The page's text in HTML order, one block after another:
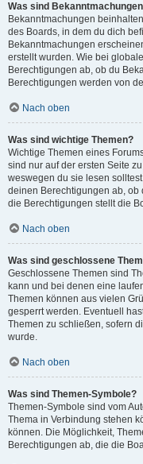
Was sind
Bekanntmachungen
des Boards, in dem du dich
Bekanntmachungen
erstellt wurden. Wie bei
Berechtigungen ab, ob du
Berechtigungen werden von
Nach oben
Was sind wichtige Themen?
Wichtige Themen eines
sind nur auf der ersten Seite
weswegen du sie lesen
deinen Berechtigungen ab, ob
die Berechtigungen stellt die
Nach oben
Was sind geschlossene
Geschlossene Themen sind
kann und bei denen eine
Themen können aus vielen
gesperrt werden. Eventuell
Themen zu schließen, sofern
wurde.
Nach oben
Was sind Themen-Symbole?
Themen-Symbole sind vom
Thema in Verbindung stehen
können. Die Möglichkeit,
Berechtigungen ab, die die